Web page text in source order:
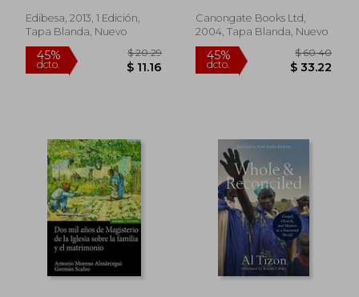
dcto. $ 28.75 dcto.
Edibesa, 2013, 1 Edición,
Tapa Blanda, Nuevo
Canongate Books Ltd,
2004, Tapa Blanda, Nuevo